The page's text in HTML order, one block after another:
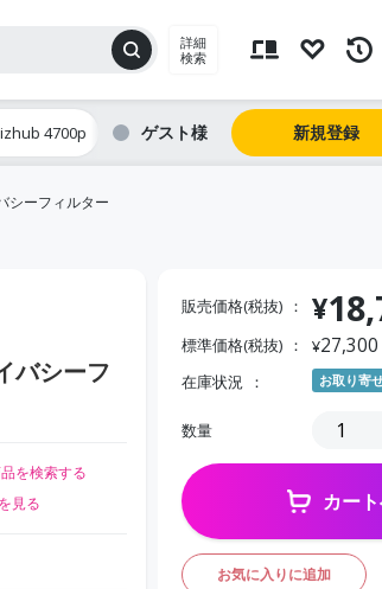
詳細
検索
4700p ゲスト 新規登録
シーフィルター
バシーフ
を検索する
見る
販売価格(税抜) ¥
標準価格(税抜) ¥27,300
在庫状況 お取り寄
数量
カー
お気に入りに追加